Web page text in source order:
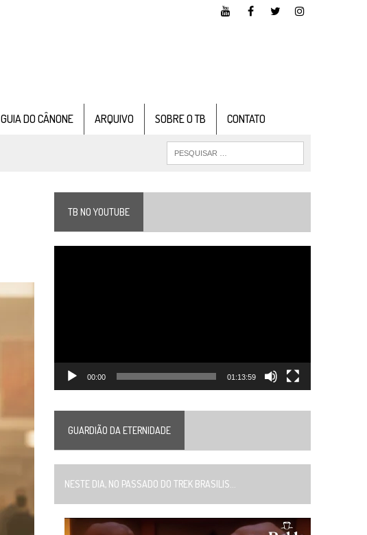
GUIA DO CÂNONE ARQUIVO SOBRE O TB CONTATO
TB NO YOUTUBE
00:00 01:13:59
GUARDIÃO DA ETERNIDADE
NESTE DIA, NO PASSADO DO TREK BRASILIS...